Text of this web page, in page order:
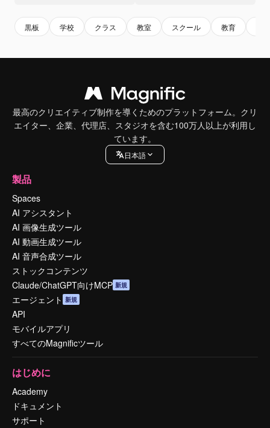
黒板 学校 クラス 教室 スクール 教育
最高のクリエイティブ制作を導くためのプラットフォーム。クリ
エイター、企業、代理店、スタジオを含む100万人以上が利用し
ています。
日本語
製品
Spaces
AI アシスタント
AI 画像生成ツール
AI 動画生成ツール
AI 音声合成ツール
ストックコンテンツ
Claude/ChatGPT向けMCP 新規
エージェント 新規
API
モバイルアプリ
すべてのMagnificツール
はじめに
Academy
ドキュメント
サポート